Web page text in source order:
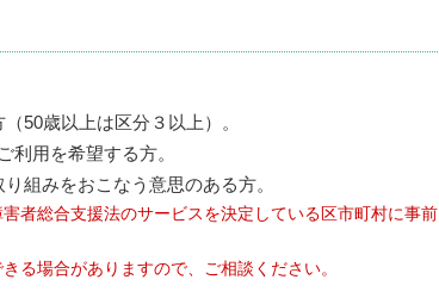
50歳以上は区分３以上）。
利用を希望する方。
組みをおこなう意思のある方。
者総合支援法のサービスを決定している区市町村に事前
る場合がありますので、ご相談ください。